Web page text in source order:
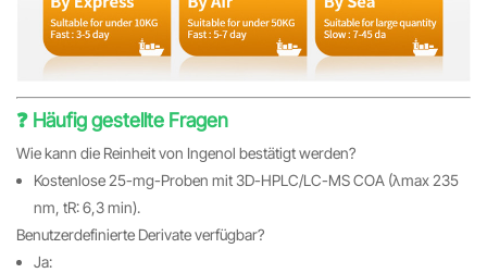
❓ Häufig gestellte Fragen
Wie kann die Reinheit von Ingenol bestätigt werden?
Kostenlose 25-mg-Proben mit 3D-HPLC/LC-MS COA (λmax 235
nm, tR: 6,3 min).
Benutzerdefinierte Derivate verfügbar?
Ja: